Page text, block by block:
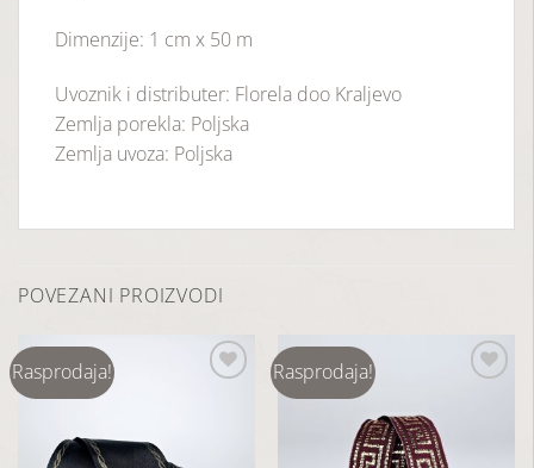
Dimenzije: 1 cm x 50 m
Uvoznik i distributer: Florela doo Kraljevo
Zemlja porekla: Poljska
Zemlja uvoza: Poljska
POVEZANI PROIZVODI
Rasprodaja! Rasprodaja!